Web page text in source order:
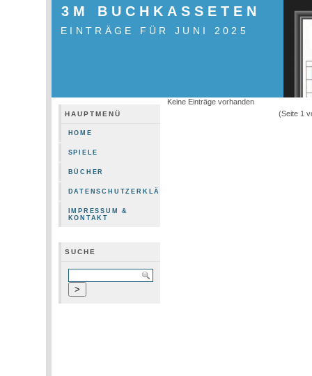
3M BUCHKASSETEN
EINTRÄGE FÜR JUNI 2025
HAUPTMENÜ
HOME
SPIELE
BÜCHER
DATENSCHUTZERKLÄRUNG
IMPRESSUM &
KONTAKT
SUCHE
Keine Einträge vorhanden
(Seite 1